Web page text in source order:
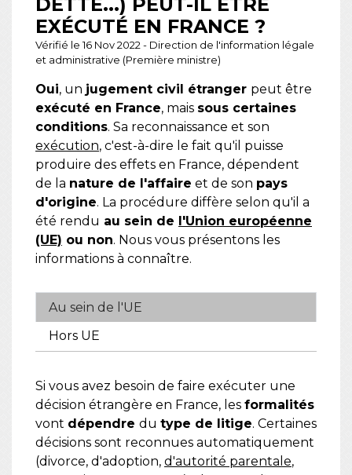
EXÉCUTÉ EN FRANCE ?
Vérifié le 16 Nov 2022 - Direction de l'information légale
et administrative (Première ministre)
Oui, un jugement civil étranger peut être
exécuté en France, mais sous certaines
conditions. Sa reconnaissance et son
exécution, c'est-à-dire le fait qu'il puisse
produire des effets en France, dépendent
de la nature de l'affaire et de son pays
d'origine. La procédure diffère selon qu'il a
été rendu au sein de
l'Union européenne
(UE) ou non. Nous vous présentons les
informations à connaître.
Au sein de l'UE
Hors UE
Si vous avez besoin de faire exécuter une
décision étrangère en France, les formalités
vont dépendre du type de litige. Certaines
décisions sont reconnues automatiquement
(divorce, d'adoption, d'autorité parentale,